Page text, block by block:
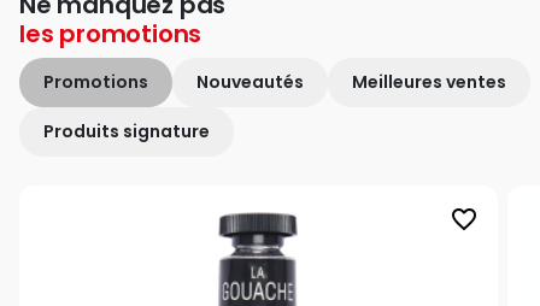
les promotions
Promotions Nouveautés Meilleures ventes
Produits signature
favorite_border